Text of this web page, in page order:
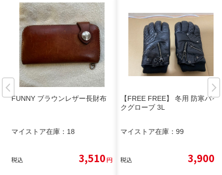
FUNNY ブラウンレザー長財布
マイストア在庫： 18
税込 3,510円
【FREE FREE】 冬用 防寒バイ
クグローブ 3L
マイストア在庫： 99
税込 3,900